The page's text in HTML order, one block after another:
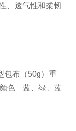
、透气性和柔韧
包布（50g）重
色：蓝、绿、蓝